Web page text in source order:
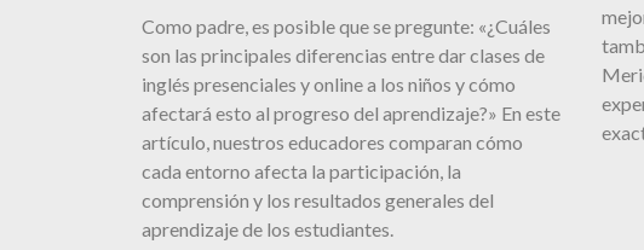
Como padre, es posible que se pregunte: «¿Cuáles
son las principales diferencias entre dar clases de
inglés presenciales y online a los niños y cómo
afectará esto al progreso del aprendizaje?» En este
artículo, nuestros educadores comparan cómo
cada entorno afecta la participación, la
comprensión y los resultados generales del
aprendizaje de los estudiantes.